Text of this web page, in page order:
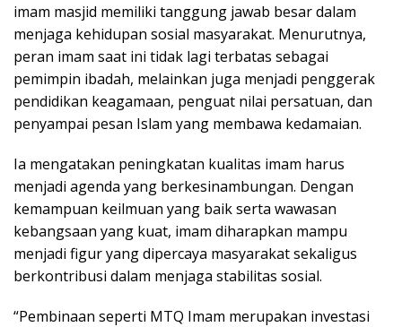
imam masjid memiliki tanggung jawab besar dalam
menjaga kehidupan sosial masyarakat. Menurutnya,
peran imam saat ini tidak lagi terbatas sebagai
pemimpin ibadah, melainkan juga menjadi penggerak
pendidikan keagamaan, penguat nilai persatuan, dan
penyampai pesan Islam yang membawa kedamaian.
Ia mengatakan peningkatan kualitas imam harus
menjadi agenda yang berkesinambungan. Dengan
kemampuan keilmuan yang baik serta wawasan
kebangsaan yang kuat, imam diharapkan mampu
menjadi figur yang dipercaya masyarakat sekaligus
berkontribusi dalam menjaga stabilitas sosial.
“Pembinaan seperti MTQ Imam merupakan investasi